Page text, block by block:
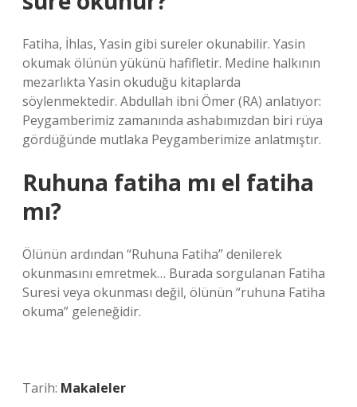
Fatiha, İhlas, Yasin gibi sureler okunabilir. Yasin
okumak ölünün yükünü hafifletir. Medine halkının
mezarlıkta Yasin okuduğu kitaplarda
söylenmektedir. Abdullah ibni Ömer (RA) anlatıyor:
Peygamberimiz zamanında ashabımızdan biri rüya
gördüğünde mutlaka Peygamberimize anlatmıştır.
Ruhuna fatiha mı el fatiha
mı?
Ölünün ardından “Ruhuna Fatiha” denilerek
okunmasını emretmek… Burada sorgulanan Fatiha
Suresi veya okunması değil, ölünün “ruhuna Fatiha
okuma” geleneğidir.
Tarih: Makaleler